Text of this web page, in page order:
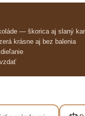
— škorica aj slaný
krásne aj bez balenia